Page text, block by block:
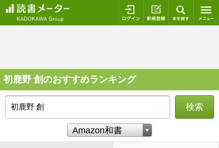
ログイン 新規登録
初鹿野 創のおすすめランキング
検索